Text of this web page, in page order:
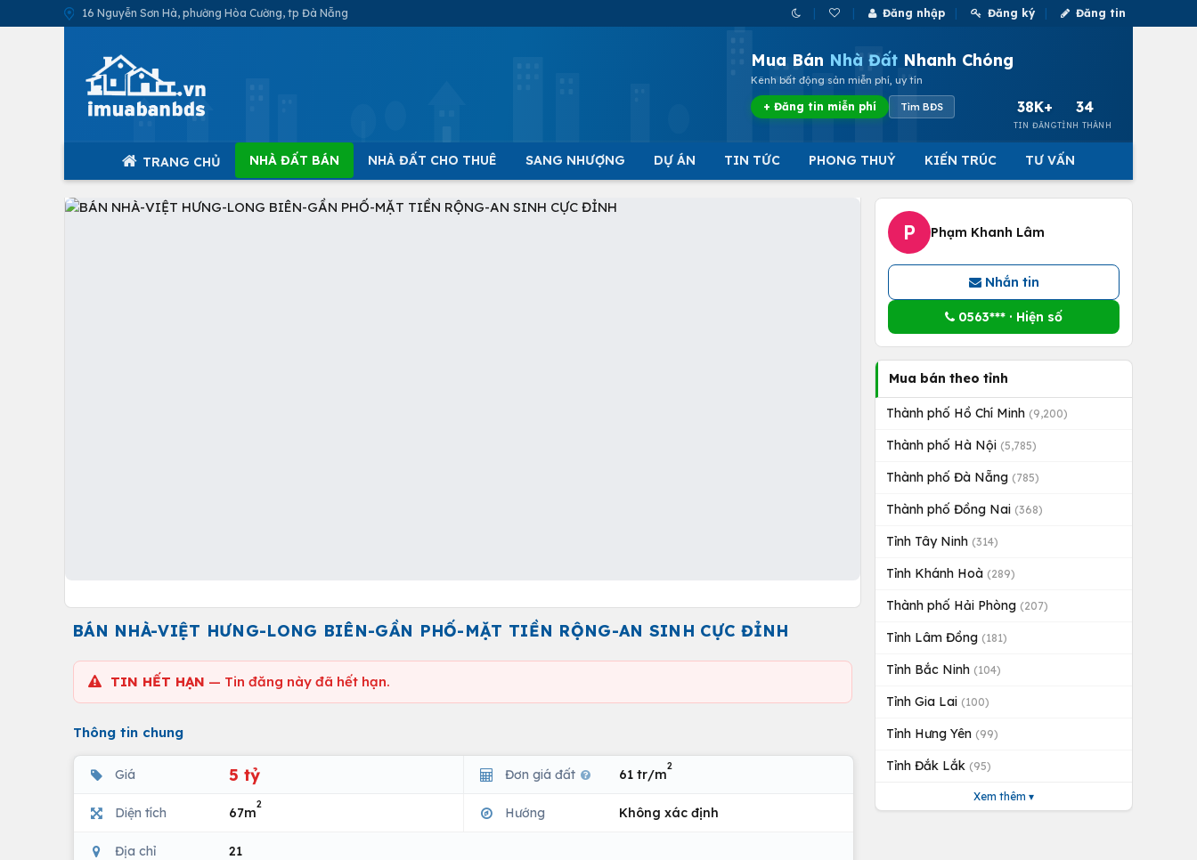
16 Nguyễn Sơn Hà, phường Hòa Cường, tp Đà Nẵng Đăng nhập Đăng ký Đăng tin
Mua Bán Nhà Đất Nhanh Chóng
Kênh bất động sản miễn phí, uy tín
+ Đăng tin miễn phí Tìm BĐS 38K+
TIN ĐĂNG
34
TỈNH THÀNH
TRANG CHỦ NHÀ ĐẤT BÁN NHÀ ĐẤT CHO THUÊ SANG NHƯỢNG DỰ ÁN TIN TỨC PHONG THUỶ KIẾN TRÚC TƯ VẤN
BÁN NHÀ-VIỆT HƯNG-LONG BIÊN-GẦN PHỐ-MẶT TIỀN RỘNG-AN SINH CỰC ĐỈNH
TIN HẾT HẠN — Tin đăng này đã hết hạn.
Thông tin chung
Giá 5 tỷ Đơn giá đất 61 tr/m
2
Diện tích 67m
2
Hướng Không xác định
Địa chỉ 21
P Phạm Khanh Lâm
Nhắn tin
0563*** · Hiện số
Mua bán theo tỉnh
Thành phố Hồ Chí Minh (9,200)
Thành phố Hà Nội (5,785)
Thành phố Đà Nẵng (785)
Thành phố Đồng Nai (368)
Tỉnh Tây Ninh (314)
Tỉnh Khánh Hoà (289)
Thành phố Hải Phòng (207)
Tỉnh Lâm Đồng (181)
Tỉnh Bắc Ninh (104)
Tỉnh Gia Lai (100)
Tỉnh Hưng Yên (99)
Tỉnh Đắk Lắk (95)
Xem thêm ▾